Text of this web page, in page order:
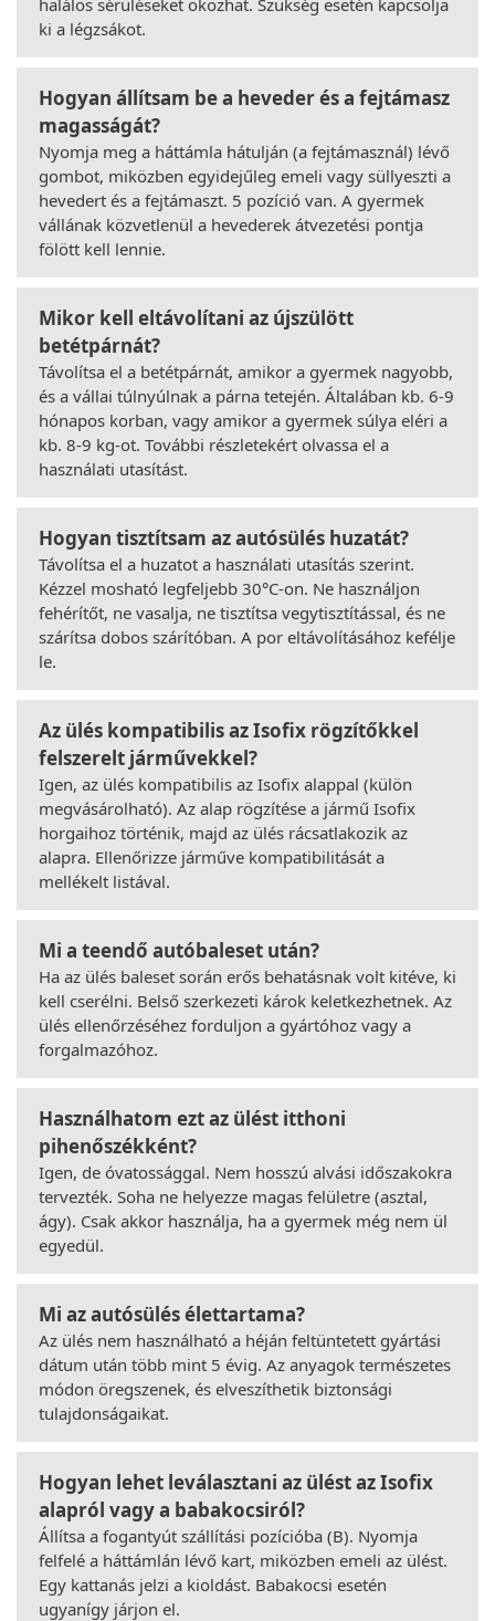
ki a légzsákot.
Hogyan állítsam be a heveder és a fejtámasz
magasságát?
Nyomja meg a háttámla hátulján (a fejtámasznál) lévő
gombot, miközben egyidejűleg emeli vagy süllyeszti a
hevedert és a fejtámaszt. 5 pozíció van. A gyermek
vállának közvetlenül a hevederek átvezetési pontja
fölött kell lennie.
Mikor kell eltávolítani az újszülött
betétpárnát?
Távolítsa el a betétpárnát, amikor a gyermek nagyobb,
és a vállai túlnyúlnak a párna tetején. Általában kb. 6-9
hónapos korban, vagy amikor a gyermek súlya eléri a
kb. 8-9 kg-ot. További részletekért olvassa el a
használati utasítást.
Hogyan tisztítsam az autósülés huzatát?
Távolítsa el a huzatot a használati utasítás szerint.
Kézzel mosható legfeljebb 30°C-on. Ne használjon
fehérítőt, ne vasalja, ne tisztítsa vegytisztítással, és ne
szárítsa dobos szárítóban. A por eltávolításához kefélje
le.
Az ülés kompatibilis az Isofix rögzítőkkel
felszerelt járművekkel?
Igen, az ülés kompatibilis az Isofix alappal (külön
megvásárolható). Az alap rögzítése a jármű Isofix
horgaihoz történik, majd az ülés rácsatlakozik az
alapra. Ellenőrizze járműve kompatibilitását a
mellékelt listával.
Mi a teendő autóbaleset után?
Ha az ülés baleset során erős behatásnak volt kitéve, ki
kell cserélni. Belső szerkezeti károk keletkezhetnek. Az
ülés ellenőrzéséhez forduljon a gyártóhoz vagy a
forgalmazóhoz.
Használhatom ezt az ülést itthoni
pihenőszékként?
Igen, de óvatossággal. Nem hosszú alvási időszakokra
tervezték. Soha ne helyezze magas felületre (asztal,
ágy). Csak akkor használja, ha a gyermek még nem ül
egyedül.
Mi az autósülés élettartama?
Az ülés nem használható a héján feltüntetett gyártási
dátum után több mint 5 évig. Az anyagok természetes
módon öregszenek, és elveszíthetik biztonsági
tulajdonságaikat.
Hogyan lehet leválasztani az ülést az Isofix
alapról vagy a babakocsiról?
Állítsa a fogantyút szállítási pozícióba (B). Nyomja
felfelé a háttámlán lévő kart, miközben emeli az ülést.
Egy kattanás jelzi a kioldást. Babakocsi esetén
ugyanígy járjon el.